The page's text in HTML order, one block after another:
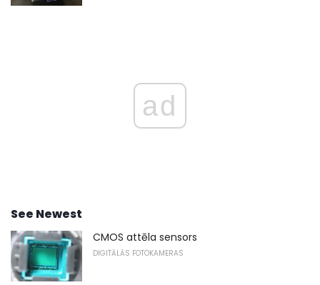
ad
See Newest
CMOS attēla sensors
DIGITĀLĀS FOTOKAMERAS